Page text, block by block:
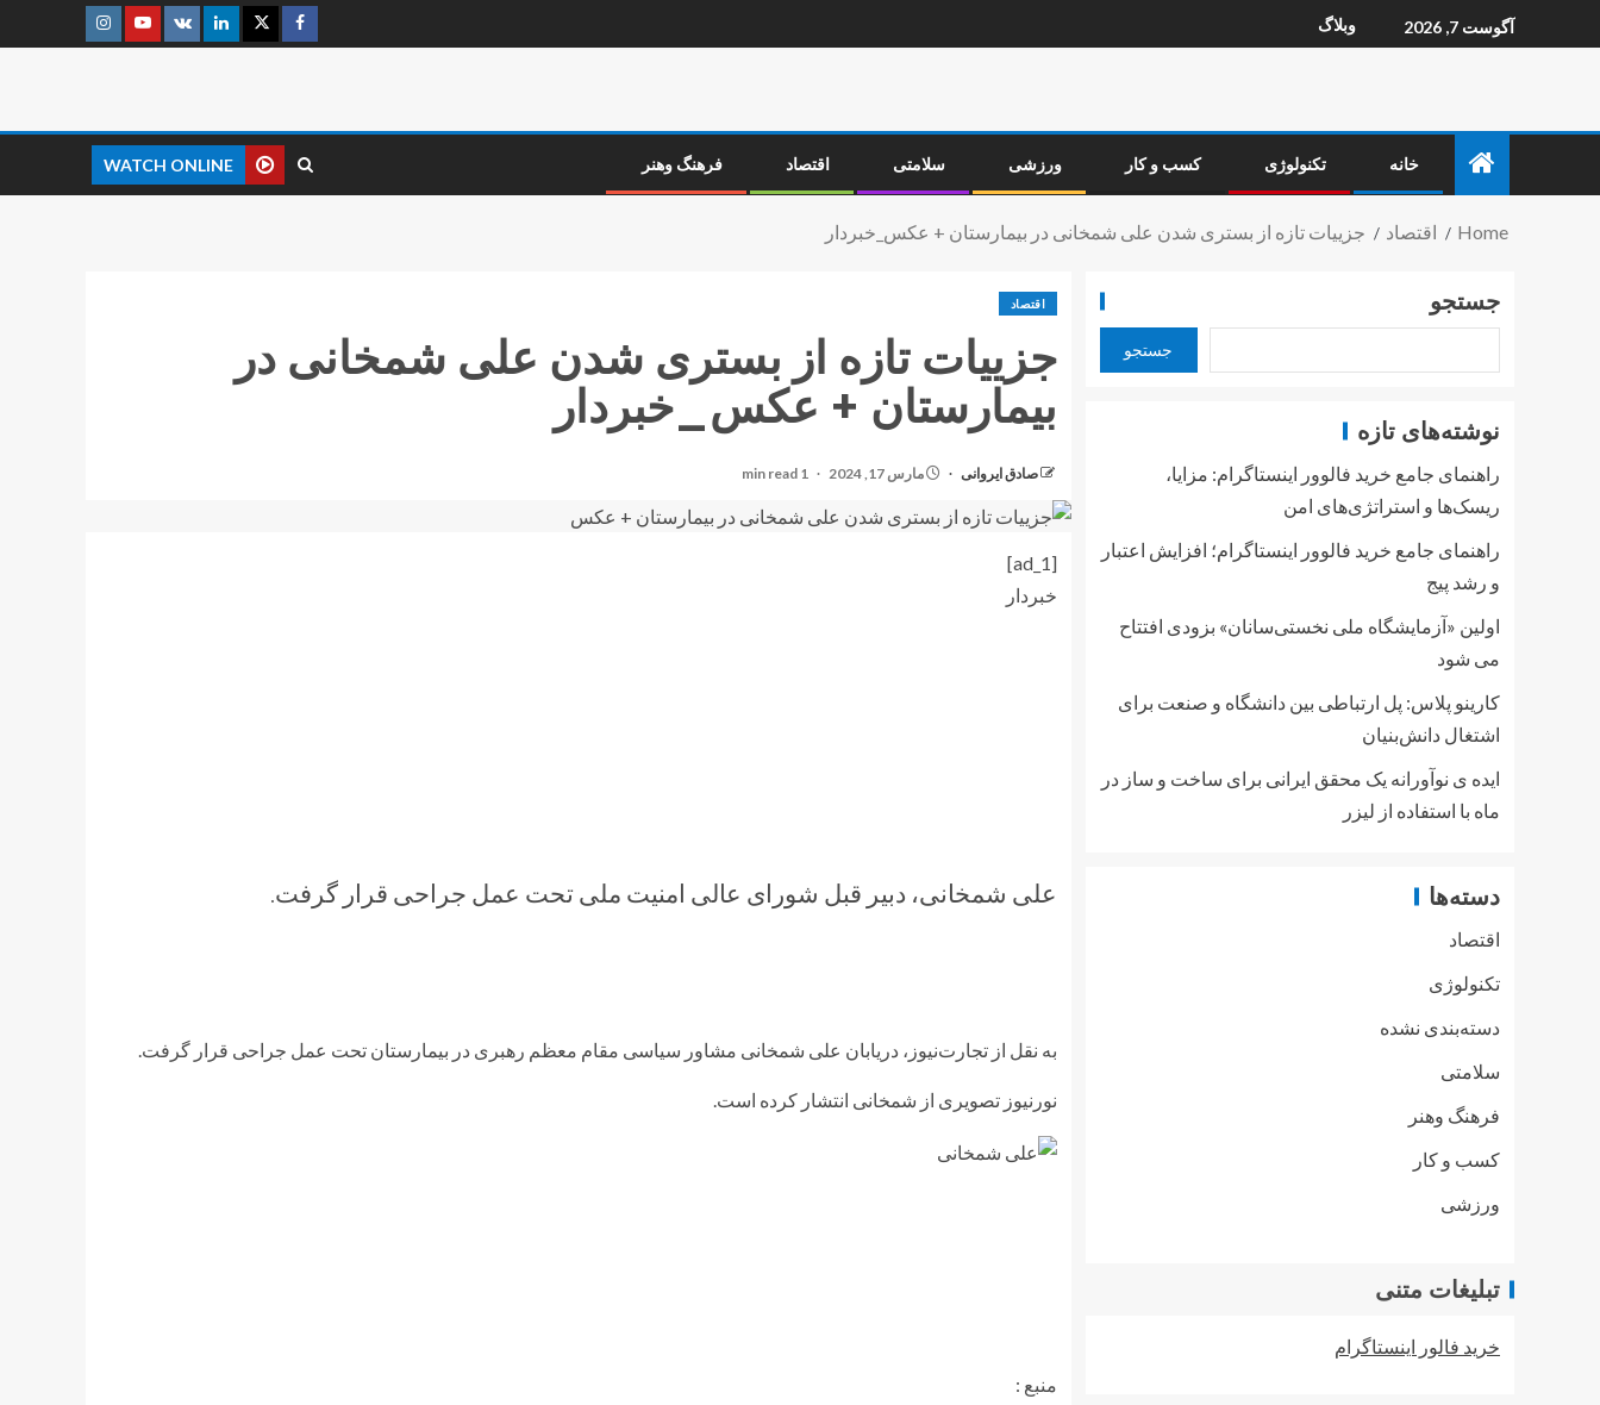
آگوست 7, 2026 وبلاگ
خانه تکنولوژی کسب و کار ورزشی سلامتی اقتصاد فرهنگ وهنر WATCH ONLINE
Home اقتصاد جزییات تازه از بستری شدن علی شمخانی در بیمارستان + عکس_خبردار
اقتصاد
جزییات تازه از بستری شدن علی شمخانی در
بیمارستان + عکس_خبردار
صادق ایروانی مارس 17, 2024 1 min read
[ad_1]
خبردار
علی شمخانی، دبیر قبل شورای عالی امنیت ملی تحت عمل جراحی قرار گرفت.
به نقل از تجارت‌نیوز، دریابان علی شمخانی مشاور سیاسی مقام معظم رهبری در بیمارستان تحت عمل جراحی قرار گرفت.
نورنیوز تصویری از شمخانی انتشار کرده است.
منبع :
جستجو
جستجو
نوشته‌های تازه
راهنمای جامع خرید فالوور اینستاگرام: مزایا،
ریسک‌ها و استراتژی‌های امن
راهنمای جامع خرید فالوور اینستاگرام؛ افزایش اعتبار
و رشد پیج
اولین «آزمایشگاه ملی نخستی‌سانان» بزودی افتتاح
می شود
کارینو پلاس: پل ارتباطی بین دانشگاه و صنعت برای
اشتغال دانش‌بنیان
ایده ی نوآورانه یک محقق ایرانی برای ساخت و ساز در
ماه با استفاده از لیزر
دسته‌ها
اقتصاد
تکنولوژی
دسته‌بندی نشده
سلامتی
فرهنگ وهنر
کسب و کار
ورزشی
تبلیغات متنی
خرید فالور اینستاگرام